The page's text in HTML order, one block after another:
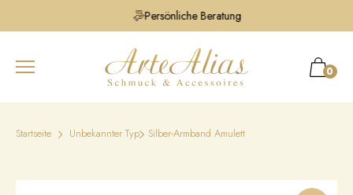
Persönliche Beratung
0
Startseite Unbekannter Typ Silber-Armband Amulett